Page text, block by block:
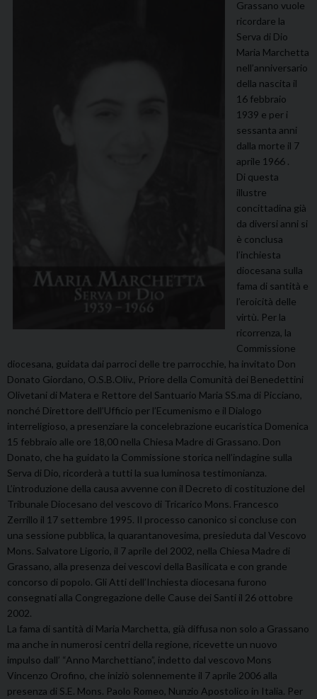
Grassano vuole
ricordare la
Serva di Dio
Maria Marchetta
nell’anniversario
della nascita il
16 febbraio
1939 e per i
sessanta anni
dalla morte il 7
aprile 1966 .
Di questa
illustre
concittadina già
da diversi anni si
è conclusa
l’inchiesta
diocesana sulla
fama di santità e
l’eroicità delle
virtù. Per la
ricorrenza, la
Commissione
diocesana, guidata dai parroci delle tre parrocchie, ha invitato Don
Donato Giordano, O.S.B.Oliv., Priore della Comunità dei Benedettini
Olivetani di Matera e Rettore del Santuario Maria SS.ma di Picciano,
nonché Direttore dell’Ufficio per l’Ecumenismo e il Dialogo
interreligioso, a presenziare la concelebrazione eucaristica Domenica
15 febbraio alle ore 18,00 nella Chiesa Madre di Grassano. Don
Donato, che ha guidato la Commissione storica nell’indagine sulla
Serva di Dio, ricorderà a tutti la sua luminosa testimonianza.
L’introduzione della causa avvenne con il Decreto di costituzione del
Tribunale Diocesano del vescovo di Tricarico Mons. Francesco
Zerrillo il 17 settembre 1995. Il processo canonico si concluse con
una sessione pubblica, la quarantanovesima, presieduta dal Vescovo
Mons. Salvatore Ligorio, il 7 aprile del 2002, nella Chiesa Madre di
Grassano, alla presenza dei vescovi della Basilicata e con grande
concorso di popolo. Gli Atti dell’Inchiesta diocesana furono
consegnati alla Congregazione delle Cause dei Santi il 26 ottobre
2002.
La fama di santità di Maria Marchetta, già diffusa non solo a Grassano
ma anche in numerosi centri della regione, ricevette un nuovo
impulso dall’ “Anno Marchettiano”, indetto dal vescovo Mons
Vincenzo Orofino, che iniziò solennemente il 7 aprile 2006 alla
presenza di S.E. Mons. Paolo Romeo, Nunzio Apostolico in Italia. Per